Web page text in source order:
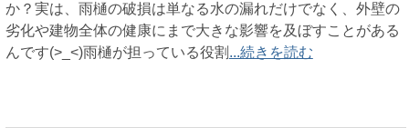
か？実は、雨樋の破損は単なる水の漏れだけでなく、外壁の
劣化や建物全体の健康にまで大きな影響を及ぼすことがある
んです(>_<)雨樋が担っている役割 ...続きを読む